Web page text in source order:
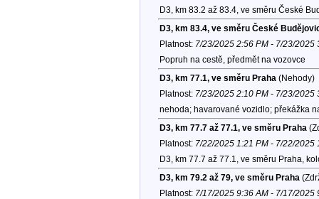
D3, km 83.2 až 83.4, ve směru České
D3, km 83.4, ve směru České
Platnost: 7/23/2025 2:56 PM - 7/23/2025
Popruh na cestě, předmět na vozovce
D3, km 77.1, ve směru Praha (Nehody)
Platnost: 7/23/2025 2:10 PM - 7/23/2025
nehoda; havarované vozidlo; překážka
D3, km 77.7 až 77.1, ve směru Praha
Platnost: 7/22/2025 1:21 PM - 7/22/2025
D3, km 77.7 až 77.1, ve směru Praha,
D3, km 79.2 až 79, ve směru Praha
Platnost: 7/17/2025 9:36 AM - 7/17/2025